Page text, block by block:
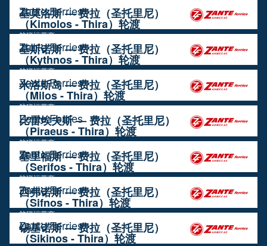
Zante Ferries
基莫洛斯 — 费拉（圣托里尼）
（Kimolos - Thira）轮渡
航班运营商
Zante Ferries
基斯诺斯 — 费拉（圣托里尼）
（Kythnos - Thira）轮渡
航班运营商
Zante Ferries
米洛斯岛 — 费拉（圣托里尼）
（Milos - Thira）轮渡
航班运营商
Zante Ferries
比雷埃夫斯 — 费拉（圣托里尼）
（Piraeus - Thira）轮渡
航班运营商
Zante Ferries
塞里福斯 — 费拉（圣托里尼）
（Serifos - Thira）轮渡
航班运营商
Zante Ferries
西弗诺斯 — 费拉（圣托里尼）
（Sifnos - Thira）轮渡
航班运营商
Zante Ferries
锡基诺斯 — 费拉（圣托里尼）
（Sikinos - Thira）轮渡